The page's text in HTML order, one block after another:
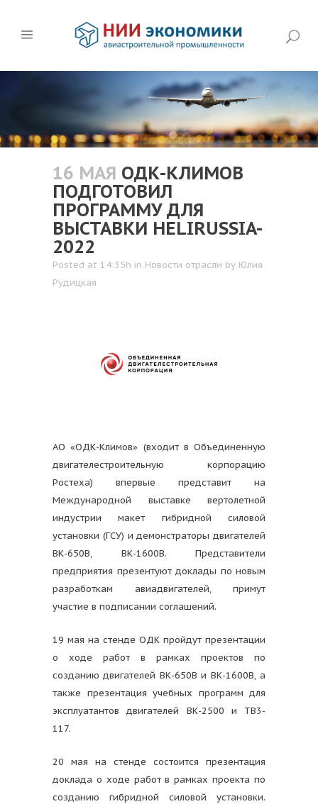
16 МАЯ ОДК-КЛИМОВ
ПОДГОТОВИЛ
ПРОГРАММУ ДЛЯ
ВЫСТАВКИ HELIRUSSIA-
2022
Posted at 14:35h in Новости отрасли by Юлия
Рудицкая
АО «ОДК-Климов» (входит в Объединенную
двигателестроительную корпорацию
Ростеха) впервые представит на
Международной выставке вертолетной
индустрии макет гибридной силовой
установки (ГСУ) и демонстраторы двигателей
ВК-650В, ВК-1600В. Представители
предприятия презентуют доклады по новым
разработкам авиадвигателей, примут
участие в подписании соглашений.
19 мая на стенде ОДК пройдут презентации
о ходе работ в рамках проектов по
созданию двигателей ВК-650В и ВК-1600В, а
также презентация учебных программ для
эксплуатантов двигателей ВК-2500 и ТВ3-
117.
20 мая на стенде состоится презентация
доклада о ходе работ в рамках проекта по
созданию гибридной силовой установки.